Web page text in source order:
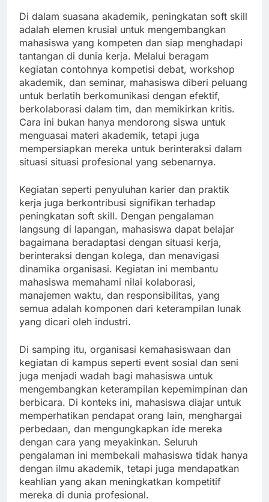
Di dalam suasana akademik, peningkatan soft skill
adalah elemen krusial untuk mengembangkan
mahasiswa yang kompeten dan siap menghadapi
tantangan di dunia kerja. Melalui beragam
kegiatan contohnya kompetisi debat, workshop
akademik, dan seminar, mahasiswa diberi peluang
untuk berlatih berkomunikasi dengan efektif,
berkolaborasi dalam tim, dan memikirkan kritis.
Cara ini bukan hanya mendorong siswa untuk
menguasai materi akademik, tetapi juga
mempersiapkan mereka untuk berinteraksi dalam
situasi situasi profesional yang sebenarnya.
Kegiatan seperti penyuluhan karier dan praktik
kerja juga berkontribusi signifikan terhadap
peningkatan soft skill. Dengan pengalaman
langsung di lapangan, mahasiswa dapat belajar
bagaimana beradaptasi dengan situasi kerja,
berinteraksi dengan kolega, dan menavigasi
dinamika organisasi. Kegiatan ini membantu
mahasiswa memahami nilai kolaborasi,
manajemen waktu, dan responsibilitas, yang
semua adalah komponen dari keterampilan lunak
yang dicari oleh industri.
Di samping itu, organisasi kemahasiswaan dan
kegiatan di kampus seperti event sosial dan seni
juga menjadi wadah bagi mahasiswa untuk
mengembangkan keterampilan kepemimpinan dan
berbicara. Di konteks ini, mahasiswa diajar untuk
memperhatikan pendapat orang lain, menghargai
perbedaan, dan mengungkapkan ide mereka
dengan cara yang meyakinkan. Seluruh
pengalaman ini membekali mahasiswa tidak hanya
dengan ilmu akademik, tetapi juga mendapatkan
keahlian yang akan meningkatkan kompetitif
mereka di dunia profesional.